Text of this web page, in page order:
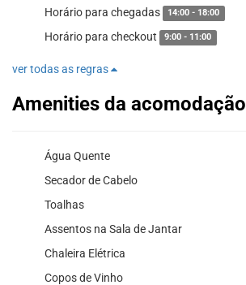
Horário para chegadas 14:00 - 18:00
Horário para checkout 9:00 - 11:00
ver todas as regras
Amenities da acomodação
Água Quente
Secador de Cabelo
Toalhas
Assentos na Sala de Jantar
Chaleira Elétrica
Copos de Vinho